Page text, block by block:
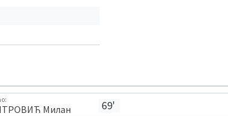
Милан 69'